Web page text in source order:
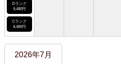
Dランク
9,480円
Cランク
8,480円
2026年7月